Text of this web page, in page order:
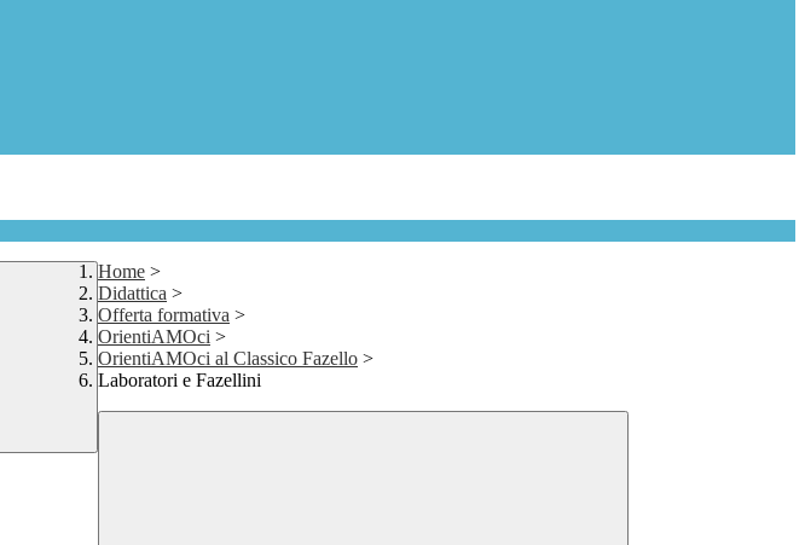
Home >
Didattica >
Offerta formativa >
OrientiAMOci >
OrientiAMOci al Classico Fazello >
Laboratori e Fazellini